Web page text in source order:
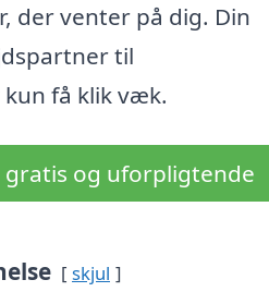
der venter på dig. Din
til
få klik væk.
og uforpligtende
skjul